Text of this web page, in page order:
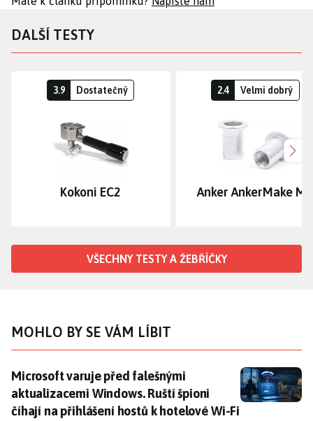
DALŠÍ TESTY
3.9 Dostatečný
Kokoni EC2
2.4 Velmi dobrý
Anker AnkerMake M5
VŠECHNY TESTY A ŽEBŘÍČKY
MOHLO BY SE VÁM LÍBIT
Microsoft varuje před falešnými aktualizacemi
Microsoft varuje před falešnými
aktualizacemi Windows. Ruští špioni
číhají na přihlášení hostů k hotelové Wi-Fi